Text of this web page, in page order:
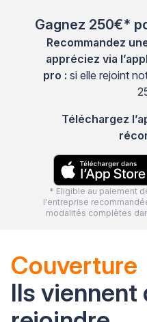
Gagnez 250€*
Recommandez
appréciez via
pro : si elle rejoint
Téléchargez
* Eligible au paiement
l'entreprise
modalités complètes
Couverture
Ils viennent